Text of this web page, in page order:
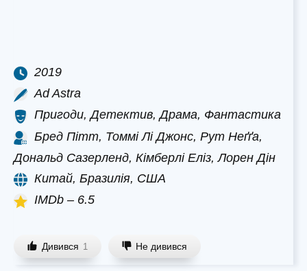
2019
Ad Astra
Пригоди, Детектив, Драма, Фантастика
Бред Пітт, Томмі Лі Джонс, Рут Неґґа,
Дональд Сазерленд, Кімберлі Еліз, Лорен Дін
Китай, Бразилія, США
IMDb – 6.5
Дивився 1 Не дивився